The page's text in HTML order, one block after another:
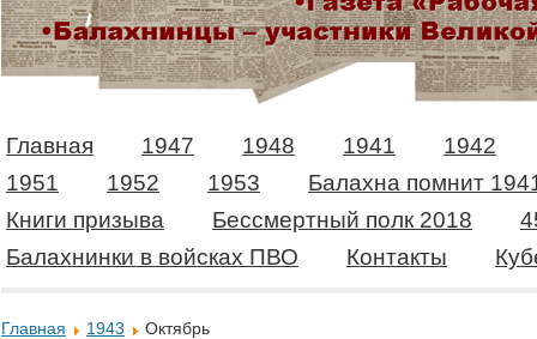
Главная 1947 1948 1941
1942
1951
1952 1953
Балахна помнит
Книги призыва
Бессмертный полк 2018
Балахнинки в войсках ПВО
Контакты
Главная 1943 Октябрь